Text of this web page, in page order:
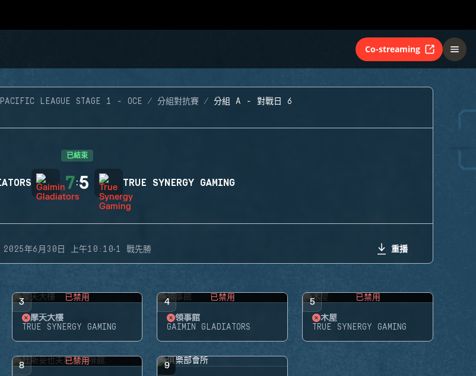
Co-streaming
LEAGUE STAGE 1 - OCE 分組對抗賽 分組 A - 對戰日 6
已結束
7:5 TRUE SYNERGY GAMING
2025年6月30日 上午10:10·1 戰先勝 重播
3 已禁用
摩天大樓
TRUE SYNERGY GAMING
4 已禁用
領事館
GAIMIN GLADIATORS
5 已禁用
木屋
TRUE SYNERGY GAMING
8 已禁用 9